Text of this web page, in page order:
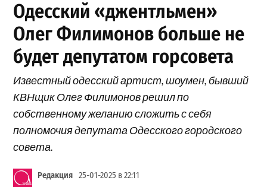
Одесский «джентльмен»
Олег Филимонов больше не
будет депутатом горсовета
Известный одесский артист, шоумен, бывший
КВНщик Олег Филимонов решил по
собственному желанию сложить с себя
полномочия депутата Одесского городского
совета.
Редакция 25-01-2025 в 22:11